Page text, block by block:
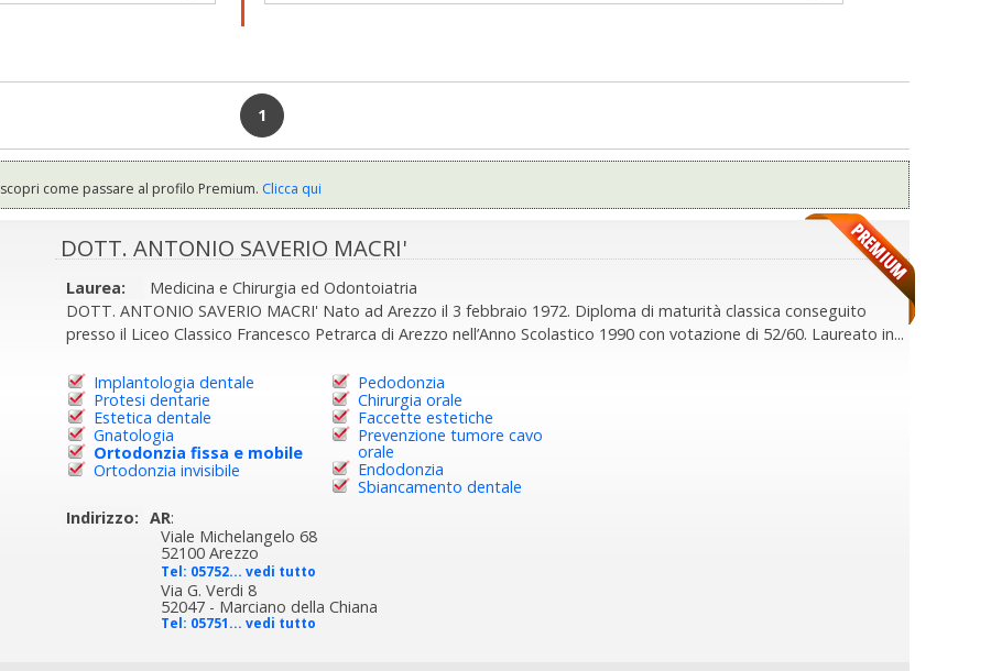
1
scopri come passare al profilo Premium. Clicca qui
DOTT. ANTONIO SAVERIO MACRI'
Laurea:
Medicina e Chirurgia ed Odontoiatria
DOTT. ANTONIO SAVERIO MACRI' Nato ad Arezzo il 3 febbraio 1972. Diploma di maturità classica conseguito
presso il Liceo Classico Francesco Petrarca di Arezzo nell’Anno Scolastico 1990 con votazione di 52/60. Laureato in...
Implantologia dentale
Protesi dentarie
Estetica dentale
Gnatologia
Ortodonzia fissa e mobile
Ortodonzia invisibile
Pedodonzia
Chirurgia orale
Faccette estetiche
Prevenzione tumore cavo
orale
Endodonzia
Sbiancamento dentale
Indirizzo: AR:
Viale Michelangelo 68
52100 Arezzo
Tel: 05752... vedi tutto
Via G. Verdi 8
52047 - Marciano della Chiana
Tel: 05751... vedi tutto